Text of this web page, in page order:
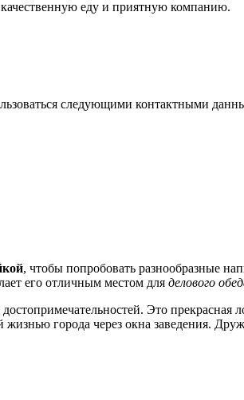
качественную еду и приятную компанию.
следующими контактными
, чтобы попробовать разнообразные
его отличным местом для делового
Это прекрасная
города через окна заведения.